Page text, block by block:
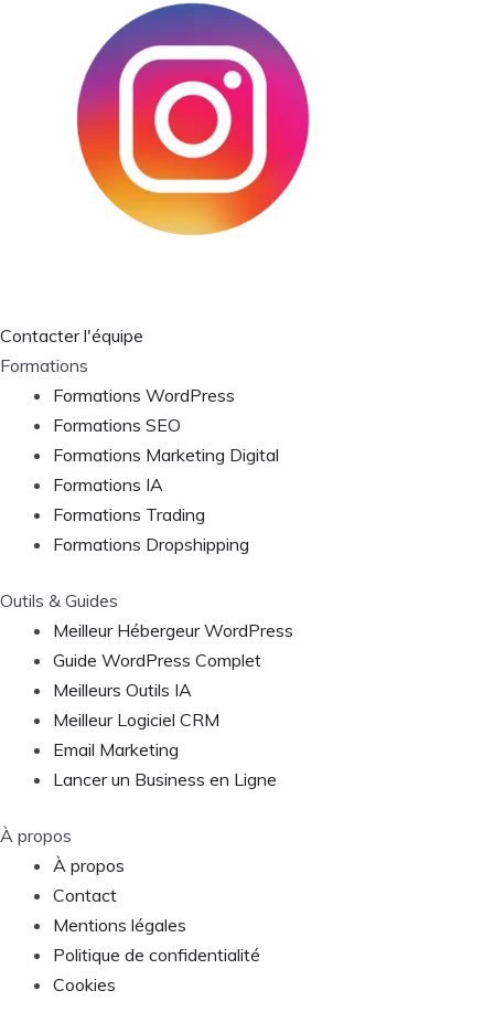
Contacter l'équipe
Formations
Formations WordPress
Formations SEO
Formations Marketing Digital
Formations IA
Formations Trading
Formations Dropshipping
Outils & Guides
Meilleur Hébergeur WordPress
Guide WordPress Complet
Meilleurs Outils IA
Meilleur Logiciel CRM
Email Marketing
Lancer un Business en Ligne
À propos
À propos
Contact
Mentions légales
Politique de confidentialité
Cookies